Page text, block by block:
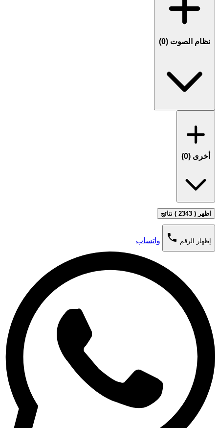
نظام الصوت (0
)
أخرى (0
)
اظهر ( 2343 ) نتائج
إظهار الرقم phone واتساب